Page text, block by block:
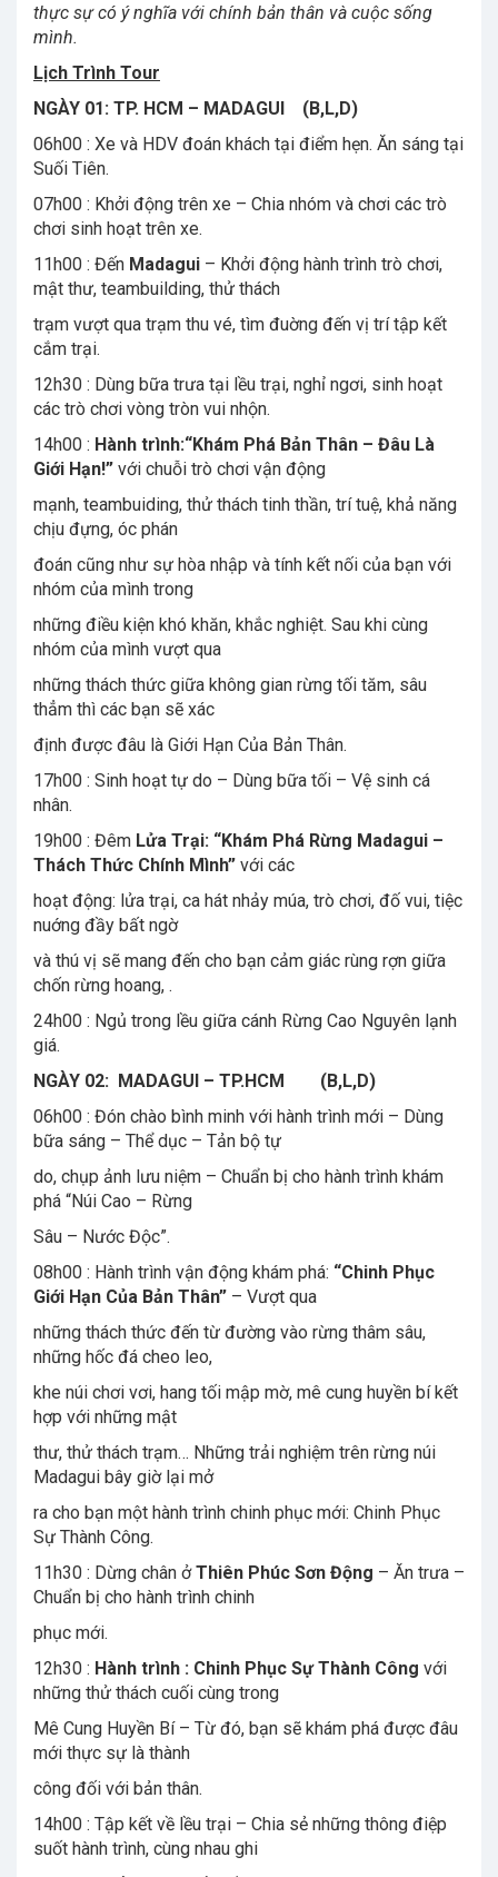
thực sự có ý nghĩa với chính bản thân và cuộc sống
mình.
Lịch Trình Tour
NGÀY 01: TP. HCM – MADAGUI (B,L,D)
06h00 : Xe và HDV đoán khách tại điểm hẹn. Ăn sáng tại
Suối Tiên.
07h00 : Khởi động trên xe – Chia nhóm và chơi các trò
chơi sinh hoạt trên xe.
11h00 : Đến Madagui – Khởi động hành trình trò chơi,
mật thư, teambuilding, thử thách
trạm vượt qua trạm thu vé, tìm đuờng đến vị trí tập kết
cắm trại.
12h30 : Dùng bữa trưa tại lều trại, nghỉ ngơi, sinh hoạt
các trò chơi vòng tròn vui nhộn.
14h00 : Hành trình:“Khám Phá Bản Thân – Đâu Là
Giới Hạn!” với chuỗi trò chơi vận động
mạnh, teambuiding, thử thách tinh thần, trí tuệ, khả năng
chịu đựng, óc phán
đoán cũng như sự hòa nhập và tính kết nối của bạn với
nhóm của mình trong
những điều kiện khó khăn, khắc nghiệt. Sau khi cùng
nhóm của mình vượt qua
những thách thức giữa không gian rừng tối tăm, sâu
thẳm thì các bạn sẽ xác
định được đâu là Giới Hạn Của Bản Thân.
17h00 : Sinh hoạt tự do – Dùng bữa tối – Vệ sinh cá
nhân.
19h00 : Đêm Lửa Trại: “Khám Phá Rừng Madagui –
Thách Thức Chính Mình” với các
hoạt động: lửa trại, ca hát nhảy múa, trò chơi, đố vui, tiệc
nuớng đầy bất ngờ
và thú vị sẽ mang đến cho bạn cảm giác rùng rợn giữa
chốn rừng hoang, .
24h00 : Ngủ trong lều giữa cánh Rừng Cao Nguyên lạnh
giá.
NGÀY 02: MADAGUI – TP.HCM (B,L,D)
06h00 : Đón chào bình minh với hành trình mới – Dùng
bữa sáng – Thể dục – Tản bộ tự
do, chụp ảnh lưu niệm – Chuẩn bị cho hành trình khám
phá “Núi Cao – Rừng
Sâu – Nước Độc”.
08h00 : Hành trình vận động khám phá: “Chinh Phục
Giới Hạn Của Bản Thân” – Vượt qua
những thách thức đến từ đường vào rừng thâm sâu,
những hốc đá cheo leo,
khe núi chơi vơi, hang tối mập mờ, mê cung huyền bí kết
hợp với những mật
thư, thử thách trạm… Những trải nghiệm trên rừng núi
Madagui bây giờ lại mở
ra cho bạn một hành trình chinh phục mới: Chinh Phục
Sự Thành Công.
11h30 : Dừng chân ởThiên Phúc Sơn Động – Ăn trưa –
Chuẩn bị cho hành trình chinh
phục mới.
12h30 : Hành trình : Chinh Phục Sự Thành Công với
những thử thách cuối cùng trong
Mê Cung Huyền Bí – Từ đó, bạn sẽ khám phá được đâu
mới thực sự là thành
công đối với bản thân.
14h00 : Tập kết về lều trại – Chia sẻ những thông điệp
suốt hành trình, cùng nhau ghi